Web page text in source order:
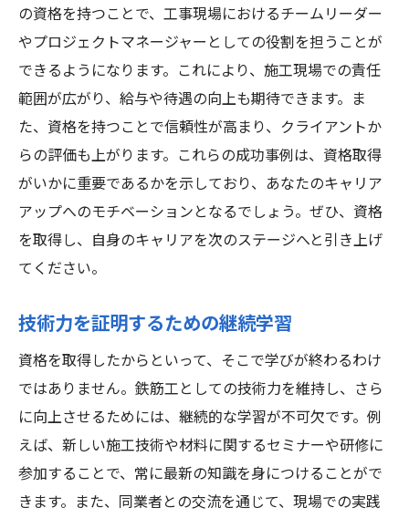
の資格を持つことで、工事現場におけるチームリーダー
やプロジェクトマネージャーとしての役割を担うことが
できるようになります。これにより、施工現場での責任
範囲が広がり、給与や待遇の向上も期待できます。ま
た、資格を持つことで信頼性が高まり、クライアントか
らの評価も上がります。これらの成功事例は、資格取得
がいかに重要であるかを示しており、あなたのキャリア
アップへのモチベーションとなるでしょう。ぜひ、資格
を取得し、自身のキャリアを次のステージへと引き上げ
てください。
技術力を証明するための継続学習
資格を取得したからといって、そこで学びが終わるわけ
ではありません。鉄筋工としての技術力を維持し、さら
に向上させるためには、継続的な学習が不可欠です。例
えば、新しい施工技術や材料に関するセミナーや研修に
参加することで、常に最新の知識を身につけることがで
きます。また、同業者との交流を通じて、現場での実践